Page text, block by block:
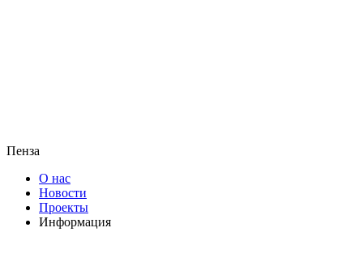
Пенза
О нас
Новости
Проекты
Информация